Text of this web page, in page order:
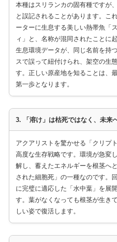
本種はスリランカの固有種ですが
と誤記されることがあります。こ
ーターに生息する美しい熱帯魚「
ィ」と、名称が混同されたことに
生息環境データが、同じ名前を持
スで誤って紐付けられ、架空の生
す。正しい原産地を知ることは、
第一歩となります。
3. 「溶け」は枯死ではなく、未来
アクアリストを驚かせる「クリプ
高度な生存戦略です。環境が急変
解し、蓄えたエネルギーを根茎へ
された細胞死」の一種なのです。
に完璧に適応した「水中葉」を展
す。葉がなくなっても根茎が生き
しい姿で復活します。